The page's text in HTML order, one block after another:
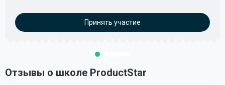
Принять участие
Отзывы о школе ProductStar